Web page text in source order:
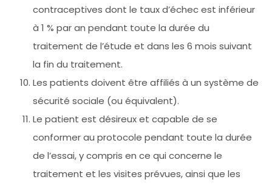
contraceptives dont le taux d’échec est inférieur
à 1 % par an pendant toute la durée du
traitement de l’étude et dans les 6 mois suivant
la fin du traitement.
Les patients doivent être affiliés à un système de
sécurité sociale (ou équivalent).
Le patient est désireux et capable de se
conformer au protocole pendant toute la durée
de l’essai, y compris en ce qui concerne le
traitement et les visites prévues, ainsi que les